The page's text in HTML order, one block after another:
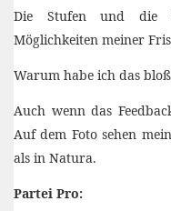
Die Stufen und die
Möglichkeiten meiner
Warum habe ich das
Auch wenn das
Auf dem Foto sehen
als in Natura.
Partei Pro: